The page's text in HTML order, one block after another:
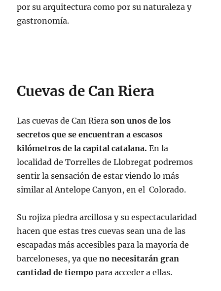
por su arquitectura como por su naturaleza y
gastronomía.
Cuevas de Can Riera
Las cuevas de Can Rierason unos de los
secretos que se encuentran a escasos
kilómetros de la capital catalana. En la
localidad de Torrelles de Llobregat podremos
sentir la sensación de estar viendo lo más
similar al Antelope Canyon, en el Colorado.
Su rojiza piedra arcillosa y su espectacularidad
hacen que estas tres cuevas sean una de las
escapadas más accesibles para la mayoría de
barceloneses, ya queno necesitarán gran
cantidad de tiempo para acceder a ellas.